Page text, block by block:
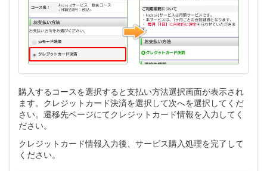
購入するコースを選択すると支払い方法選択画面が表示され
ます。クレジットカード決済を選択して次へを選択してくだ
さい。遷移先ページにてクレジットカード情報を入力してく
ださい。
クレジットカード情報入力後、サービス購入処理を完了して
ください。